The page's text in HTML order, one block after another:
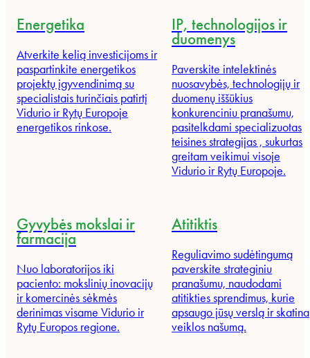
Energetika
Atverkite kelią investicijoms ir
paspartinkite energetikos
projektų įgyvendinimą su
specialistais turinčiais patirtį
Vidurio ir Rytų Europoje
energetikos rinkose.
IP, technologijos ir
duomenys
Paverskite intelektinės
nuosavybės, technologijų ir
duomenų iššūkius
konkurenciniu pranašumu,
pasitelkdami specializuotas
teisines strategijas , sukurtas
greitam veikimui visoje
Vidurio ir Rytų Europoje.
Gyvybės mokslai ir
farmacija
Nuo laboratorijos iki
paciento: mokslinių inovacijų
ir komercinės sėkmės
derinimas visame Vidurio ir
Rytų Europos regione.
Atitiktis
Reguliavimo sudėtingumą
paverskite strateginiu
pranašumu, naudodami
atitikties sprendimus, kurie
apsaugo jūsų verslą ir skatina
veiklos našumą.